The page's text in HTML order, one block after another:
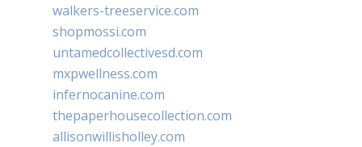
walkers-treeservice.com
shopmossi.com
untamedcollectivesd.com
mxpwellness.com
infernocanine.com
thepaperhousecollection.com
allisonwillisholley.com